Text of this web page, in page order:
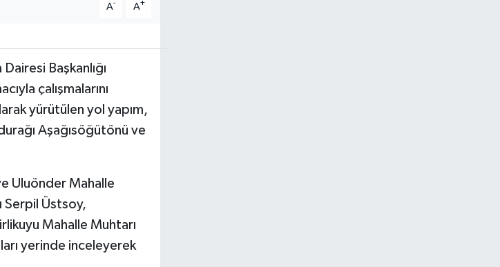
A- A+
Başkanlığı
çalışmalarını
yürütülen yol yapım,
Aşağısöğütönü ve
Uluönder Mahalle
Serpil Üstsoy,
Mahalle Muhtarı
yerinde inceleyerek